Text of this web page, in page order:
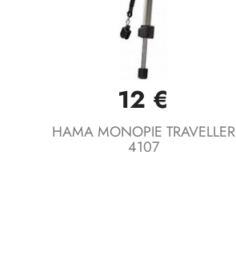
Vista rápida
12 €
HAMA MONOPIE TRAVELLER
4107